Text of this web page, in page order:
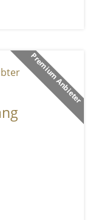
Premium Anbieter